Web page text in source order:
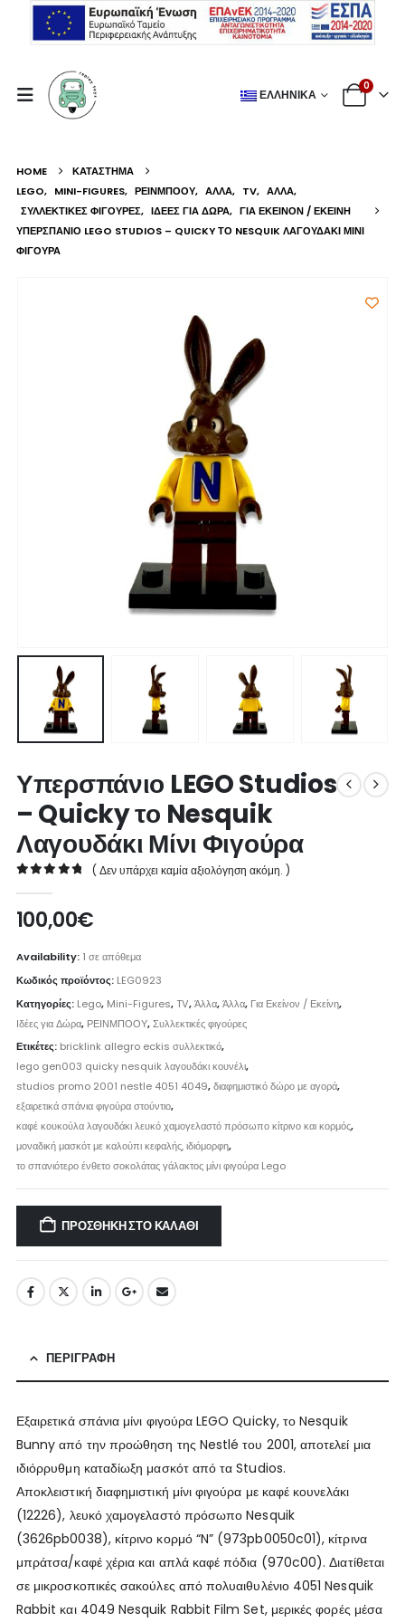
ΕΛΛΗΝΙΚΆ
0
HOME
ΚΑΤΆΣΤΗΜΑ
LEGO, MINI-FIGURES, ΡΕΙΝΜΠΟΟΥ, ΆΛΛΑ, TV, ΆΛΛΑ,
ΣΥΛΛΕΚΤΙΚΈΣ ΦΙΓΟΎΡΕΣ, ΙΔΈΕΣ ΓΙΑ ΔΏΡΑ, ΓΙΑ ΕΚΕΊΝΟΝ / ΕΚΕΊΝΗ
ΥΠΕΡΣΠΆΝΙΟ LEGO STUDIOS – QUICKY ΤΟ NESQUIK ΛΑΓΟΥΔΆΚΙ ΜΊΝΙ
ΦΙΓΟΎΡΑ
Υπερσπάνιο LEGO Studios
– Quicky το Nesquik
Λαγουδάκι Μίνι Φιγούρα
( Δεν υπάρχει καμία αξιολόγηση ακόμη. )
100,00€
Availability: 1 σε απόθεμα
Κωδικός προϊόντος: LEG0923
Κατηγορίες: Lego, Mini-Figures,TV,Άλλα,Άλλα, Για Εκείνον / Εκείνη,
Ιδέες για Δώρα, ΡΕΙΝΜΠΟΟΥ,Συλλεκτικές φιγούρες
Ετικέτες: bricklink allegro eckis συλλεκτικό,
lego gen003 quicky nesquik λαγουδάκι κουνέλι,
studios promo 2001 nestle 4051 4049,διαφημιστικό δώρο με αγορά,
εξαιρετικά σπάνια φιγούρα στούντιο,
καφέ κουκούλα λαγουδάκι λευκό χαμογελαστό πρόσωπο κίτρινο και κορμός,
μοναδική μασκότ με καλούπι κεφαλής, ιδιόμορφη,
το σπανιότερο ένθετο σοκολάτας γάλακτος μίνι φιγούρα Lego
ΠΡΟΣΘΉΚΗ ΣΤΟ ΚΑΛΆΘΙ
ΠΕΡΙΓΡΑΦΉ
Εξαιρετικά σπάνια μίνι φιγούρα LEGO Quicky, το Nesquik
Bunny από την προώθηση της Nestlé του 2001, αποτελεί μια
ιδιόρρυθμη καταδίωξη μασκότ από τα Studios.
Αποκλειστική διαφημιστική μίνι φιγούρα με καφέ κουνελάκι
(12226), λευκό χαμογελαστό πρόσωπο Nesquik
(3626pb0038), κίτρινο κορμό “N” (973pb0050c01), κίτρινα
μπράτσα/καφέ χέρια και απλά καφέ πόδια (970c00). Διατίθεται
σε μικροσκοπικές σακούλες από πολυαιθυλένιο 4051 Nesquik
Rabbit και 4049 Nesquik Rabbit Film Set, μερικές φορές μέσα